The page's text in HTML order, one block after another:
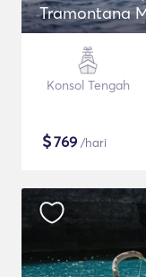
Tramontana
Konsol Tengah
$769 /hari